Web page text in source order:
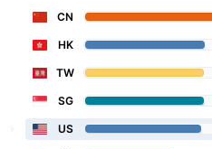
CN
HK
TW
SG
US